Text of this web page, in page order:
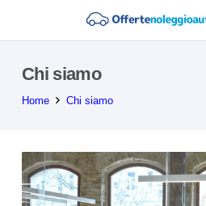
Chi siamo
Home Chi siamo